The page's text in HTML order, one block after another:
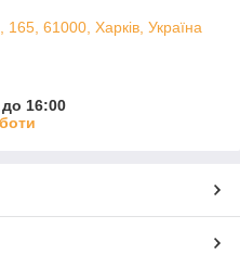
61000, Харків, Україна
16:00